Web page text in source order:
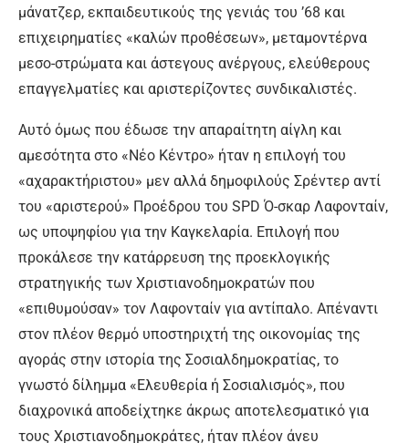
μάνατζερ, εκπαιδευτικούς της γενιάς του ’68 και
επιχειρηματίες «καλών προθέσεων», μεταμοντέρνα
μεσο-στρώματα και άστεγους ανέργους, ελεύθερους
επαγγελματίες και αριστερίζοντες συνδικαλιστές.
Αυτό όμως που έδωσε την απαραίτητη αίγλη και
αμεσότητα στο «Νέο Κέντρο» ήταν η επιλογή του
«αχαρακτήριστου» μεν αλλά δημοφιλούς Σρέντερ αντί
του «αριστερού» Προέδρου του SPD Ό-σκαρ Λαφονταίν,
ως υποψηφίου για την Καγκελαρία. Επιλογή που
προκάλεσε την κατάρρευση της προεκλογικής
στρατηγικής των Χριστιανοδημοκρατών που
«επιθυμούσαν» τον Λαφονταίν για αντίπαλο. Απέναντι
στον πλέον θερμό υποστηριχτή της οικονομίας της
αγοράς στην ιστορία της Σοσιαλδημοκρατίας, το
γνωστό δίλημμα «Ελευθερία ή Σοσιαλισμός», που
διαχρονικά αποδείχτηκε άκρως αποτελεσματικό για
τους Χριστιανοδημοκράτες, ήταν πλέον άνευ